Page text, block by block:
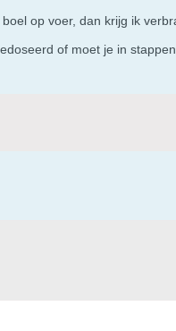
op voer, dan krijg ik
of moet je in